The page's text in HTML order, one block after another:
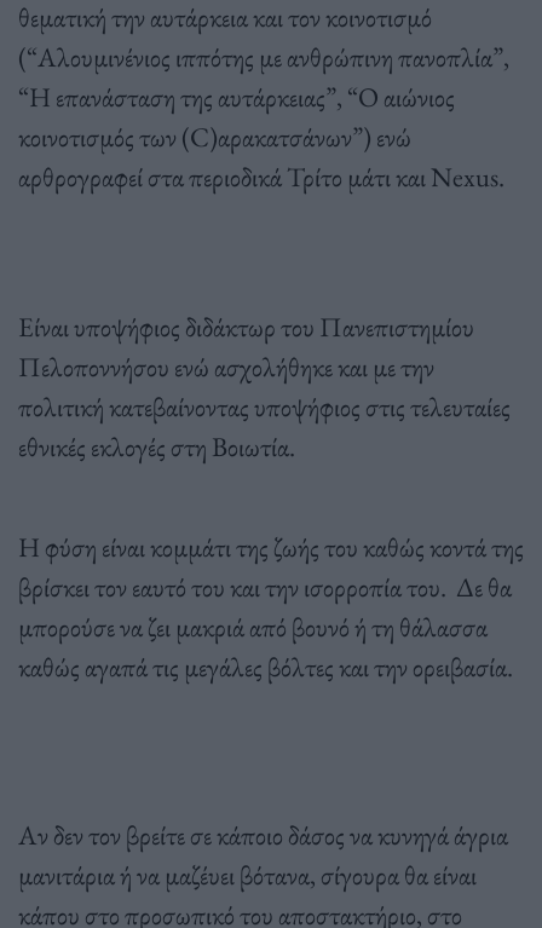
θεματική την αυτάρκεια και τον κοινοτισμό
(“Αλουμινένιος ιππότης με ανθρώπινη πανοπλία”,
“Η επανάσταση της αυτάρκειας”, “Ο αιώνιος
κοινοτισμός των (C)αρακατσάνων”) ενώ
αρθρογραφεί στα περιοδικά Τρίτο μάτι και Nexus.
Είναι υποψήφιος διδάκτωρ του Πανεπιστημίου
Πελοποννήσου ενώ ασχολήθηκε και με την
πολιτική κατεβαίνοντας υποψήφιος στις τελευταίες
εθνικές εκλογές στη Βοιωτία.
Η φύση είναι κομμάτι της ζωής του καθώς κοντά της
βρίσκει τον εαυτό του και την ισορροπία του. Δε θα
μπορούσε να ζει μακριά από βουνό ή τη θάλασσα
καθώς αγαπά τις μεγάλες βόλτες και την ορειβασία.
Αν δεν τον βρείτε σε κάποιο δάσος να κυνηγά άγρια
μανιτάρια ή να μαζέυει βότανα, σίγουρα θα είναι
κάπου στο προσωπικό του αποστακτήριο, στο